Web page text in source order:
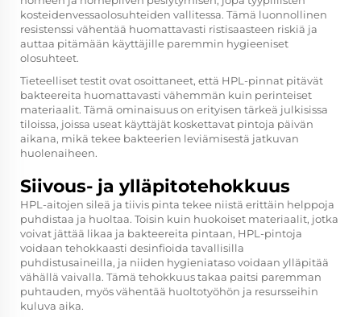
kosteidenvessaolosuhteiden vallitessa. Tämä luonnollinen
resistenssi vähentää huomattavasti ristisaasteen riskiä ja
auttaa pitämään käyttäjille paremmin hygieeniset
olosuhteet.
Tieteelliset testit ovat osoittaneet, että HPL-pinnat pitävät
bakteereita huomattavasti vähemmän kuin perinteiset
materiaalit. Tämä ominaisuus on erityisen tärkeä julkisissa
tiloissa, joissa useat käyttäjät koskettavat pintoja päivän
aikana, mikä tekee bakteerien leviämisestä jatkuvan
huolenaiheen.
Siivous- ja ylläpitotehokkuus
HPL-aitojen sileä ja tiivis pinta tekee niistä erittäin helppoja
puhdistaa ja huoltaa. Toisin kuin huokoiset materiaalit, jotka
voivat jättää likaa ja bakteereita pintaan, HPL-pintoja
voidaan tehokkaasti desinfioida tavallisilla
puhdistusaineilla, ja niiden hygieniataso voidaan ylläpitää
vähällä vaivalla. Tämä tehokkuus takaa paitsi paremman
puhtauden, myös vähentää huoltotyöhön ja resursseihin
kuluva aika.